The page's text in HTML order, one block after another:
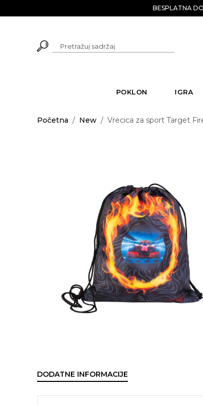
BESPLATNA
POKLON IGRA
Početna / New / Vrecica za sport Target
DODATNE INFORMACIJE